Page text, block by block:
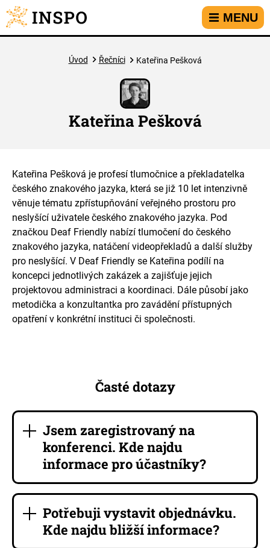
Přejít na hlavní menu
Přejít na obsah
Přejít na kontakt
MENU
Úvod Řečníci Kateřina Pešková
Kateřina Pešková
Kateřina Pešková je profesí tlumočnice a překladatelka
českého znakového jazyka, která se již 10 let intenzivně
věnuje tématu zpřístupňování veřejného prostoru pro
neslyšící uživatele českého znakového jazyka. Pod
značkou Deaf Friendly nabízí tlumočení do českého
znakového jazyka, natáčení videopřekladů a další služby
pro neslyšící. V Deaf Friendly se Kateřina podílí na
koncepci jednotlivých zakázek a zajišťuje jejich
projektovou administraci a koordinaci. Dále působí jako
metodička a konzultantka pro zavádění přístupných
opatření v konkrétní instituci či společnosti.
Časté dotazy
Jsem zaregistrovaný na
konferenci. Kde najdu
informace pro účastníky?
Potřebuji vystavit objednávku.
Kde najdu bližší informace?